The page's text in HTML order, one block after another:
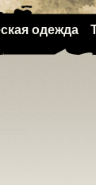
одежда